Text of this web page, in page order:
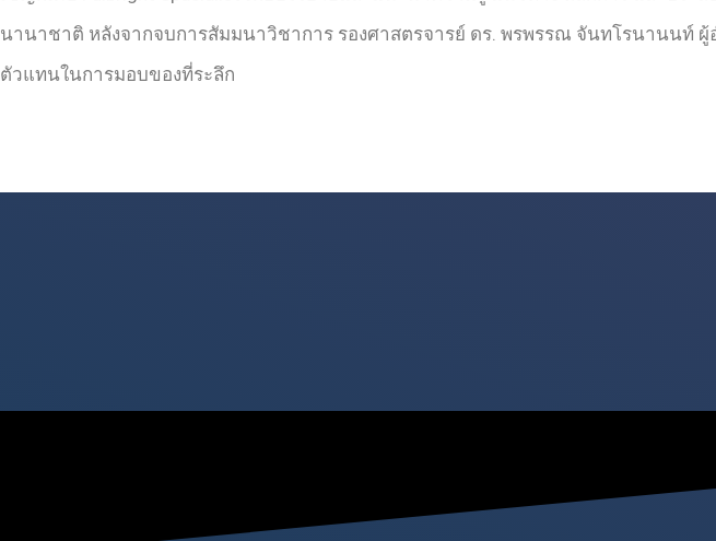
นานาชาติ หลังจากจบการสัมมนาวิชาการ รองศาสตรจารย์ ดร. พรพรรณ จันทโรนานนท์
ตัวแทนในการมอบของที่ระลึก